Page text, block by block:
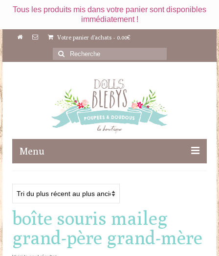
Tous les produits mis dans votre panier sont disponibles
immédiatement !
Votre panier d'achats - 0.00€
Rechercher
:
Menu
Maileg
Poupées
Doudous
boîte souris maileg
grand-père grand-mère